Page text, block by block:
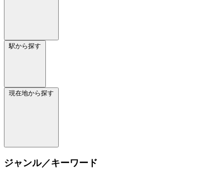
駅から探す
現在地から探す
ジャンル／キーワード